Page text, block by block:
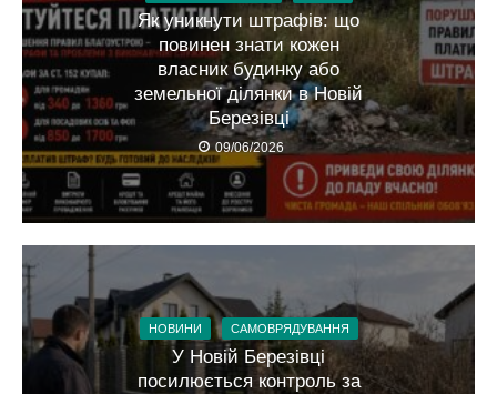
Як уникнути штрафів: що
повинен знати кожен
власник будинку або
земельної ділянки в Новій
Березівці
09/06/2026
НОВИНИ САМОВРЯДУВАННЯ
У Новій Березівці
посилюється контроль за